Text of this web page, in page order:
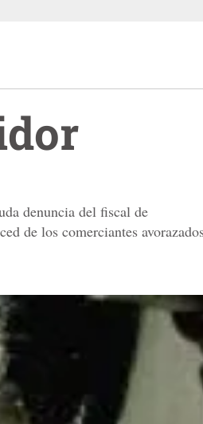
denuncia del fiscal de
de los comerciantes